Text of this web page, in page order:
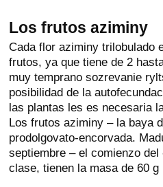
Los frutos aziminy
Cada flor aziminy trilobulado
frutos, ya que tiene de 2
muy temprano sozrevanie
posibilidad de la
las plantas les es necesaria
Los frutos aziminy – la baya
prodolgovato-encorvada.
septiembre – el comienzo
clase, tienen la masa de 60 g